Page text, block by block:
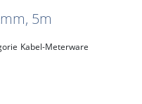
5m
Kabel-Meterware